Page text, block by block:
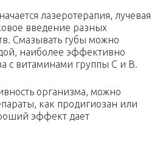
лазеротерапия, лучевая
введение разных
Смазывать губы можно
наиболее эффективно
с витаминами группы С и В.
организма, можно
как продигиозан или
эффект дает